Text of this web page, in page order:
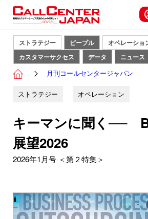
ストラテジー ピープル オペレーショ
カスタマーサクセス
データ ニュース
月刊コールセンタージャパン
ストラテジー オペレーション
キーマンに聞く──
展望2026
2026年1月号 ＜第２特集＞